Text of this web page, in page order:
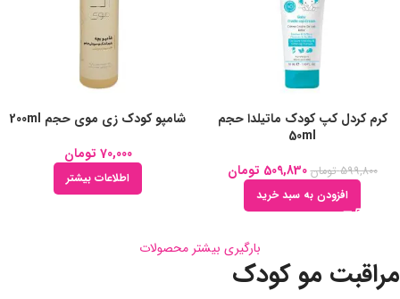
کرم کردل کپ کودک ماتیلدا حجم
50ml
599,800 تومان 509,830 تومان
افزودن به سبد خرید
شامپو کودک زی موی حجم 200ml
70,000 تومان
اطلاعات بیشتر
بارگیری بیشتر محصولات
مراقبت مو کودک